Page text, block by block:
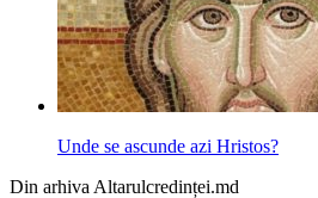
Unde se ascunde azi Hristos?
Din arhiva Altarulcredinței.md